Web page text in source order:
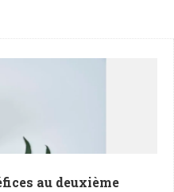
au deuxième